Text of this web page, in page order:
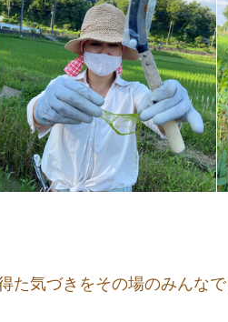
た気づきをその場のみんな